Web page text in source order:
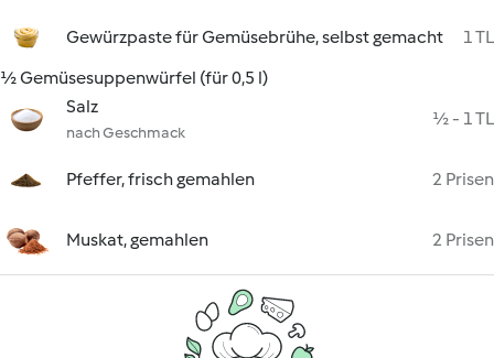
Gewürzpaste für Gemüsebrühe, selbst gemacht
1 TL
½ Gemüsesuppenwürfel (für 0,5 l)
Salz
nach Geschmack
½ - 1 TL
Pfeffer, frisch gemahlen 2 Prisen
Muskat, gemahlen 2 Prisen